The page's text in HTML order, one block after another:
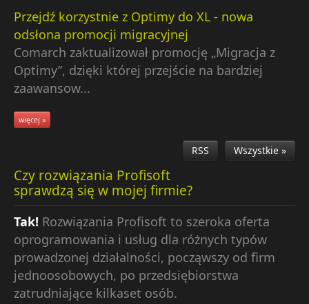
Przejdź korzystnie z Optimy do XL - nowa
odsłona promocji migracyjnej
Comarch zaktualizował promocję „Migracja z
Optimy”, dzięki której przejście na bardziej
zaawansow...
więcej »
RSS Wszystkie »
Czy rozwiązania Profisoft
sprawdzą się w mojej firmie?
Tak! Rozwiązania Profisoft to szeroka oferta
oprogramowania i usług dla różnych typów
prowadzonej działalności, począwszy od firm
jednoosobowych, po przedsiębiorstwa
zatrudniające kilkaset osób.